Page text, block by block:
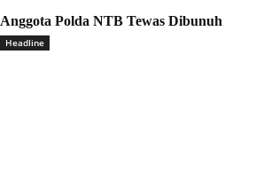
Anggota Polda NTB Tewas Dibunuh
Headline